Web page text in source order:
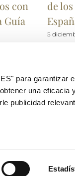
para garantizar
una
publicidad
con
Guía
de
5
Facebook
Twitter